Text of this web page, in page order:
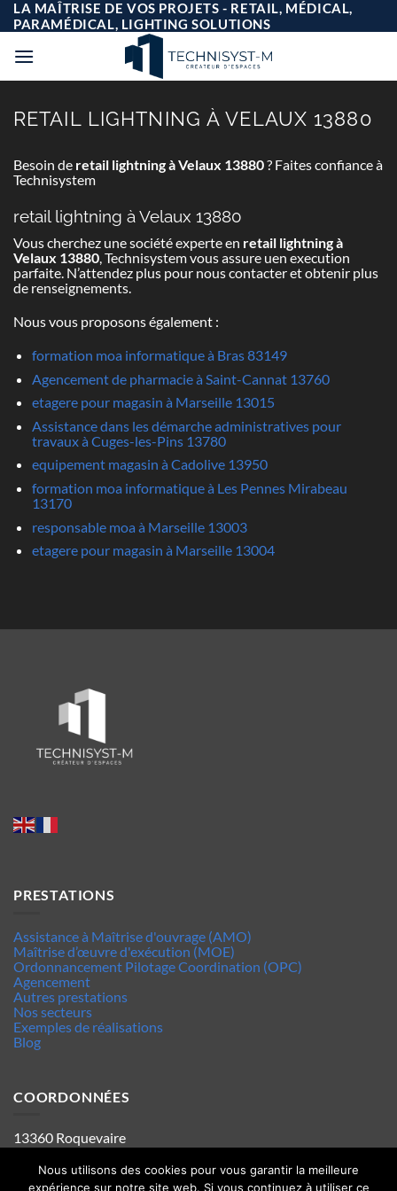
Passer
au
contenu
LA MAÎTRISE DE VOS PROJETS - RETAIL, MÉDICAL,
PARAMÉDICAL, LIGHTING SOLUTIONS
RETAIL LIGHTNING À VELAUX 13880
Besoin de retail lightning à Velaux 13880? Faites confiance à
Technisystem
retail lightning à Velaux 13880
Vous cherchez une société experte en retail lightning à
Velaux 13880, Technisystem vous assure uen execution
parfaite. N’attendez plus pour nous contacter et obtenir plus
de renseignements.
Nous vous proposons également :
formation moa informatique à Bras 83149
Agencement de pharmacie à Saint-Cannat 13760
etagere pour magasin à Marseille 13015
Assistance dans les démarche administratives pour
travaux à Cuges-les-Pins 13780
equipement magasin à Cadolive 13950
formation moa informatique à Les Pennes Mirabeau
13170
responsable moa à Marseille 13003
etagere pour magasin à Marseille 13004
PRESTATIONS
Assistance à Maîtrise d'ouvrage (AMO)
Maîtrise d’œuvre d'exécution (MOE)
Ordonnancement Pilotage Coordination (OPC)
Agencement
Autres prestations
Nos secteurs
Exemples de réalisations
Blog
COORDONNÉES
13360 Roquevaire
Tel : 06.63.70.62.44
Mentions legales
Politique de confidentialité
Nous utilisons des cookies pour vous garantir la meilleure
expérience sur notre site web. Si vous continuez à utiliser ce